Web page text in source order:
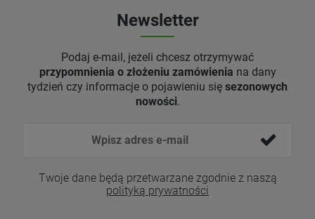
Newsletter
Podaj e-mail, jeżeli chcesz otrzymywać
przypomnienia o złożeniu zamówienia na dany
tydzień czy informacje o pojawieniu się sezonowych
nowości.
Twoje dane będą przetwarzane zgodnie z naszą
polityką prywatności